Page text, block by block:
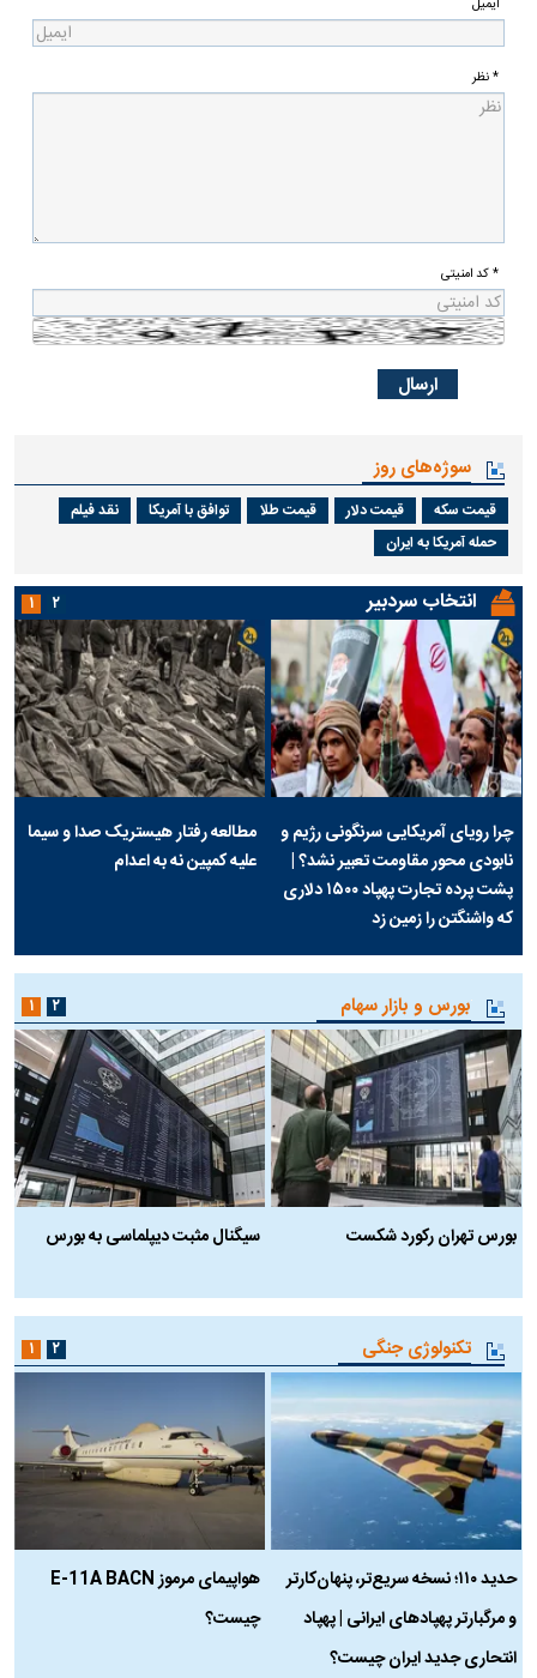
ایمیل
* نظر
* کد امنیتی
سوژه‌های روز
قیمت سکه قیمت دلار قیمت طلا توافق با آمریکا
نقد فیلم
حمله آمریکا به ایران
انتخاب سردبیر
چرا رویای آمریکایی سرنگونی رژیم و
نابودی محور مقاومت تعبیر نشد؟ |
پشت پرده تجارت پهپاد‌ ۱۵۰۰ دلاری
که واشنگتن را زمین زد
مطالعه رفتار هیستریک صدا و سیما
علیه کمپین نه به اعدام
۱ ۲
بورس و بازار سهام
بورس تهران رکورد شکست
سیگنال مثبت دیپلماسی به بورس
۱ ۲
تکنولوژی جنگی
حدید ۱۱۰؛ نسخه سریع‌تر، پنهان‌کارتر
و مرگبارتر پهپادهای ایرانی | پهپاد
انتحاری جدید ایران چیست؟
هواپیمای مرموز E-11A BACN
چیست؟
۱ ۲